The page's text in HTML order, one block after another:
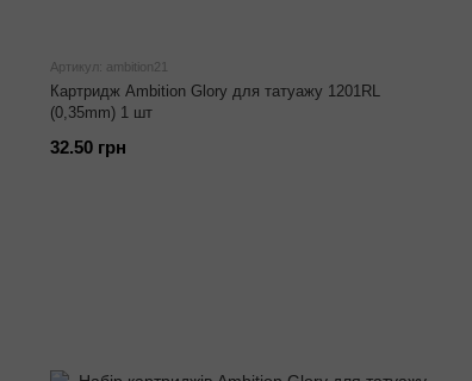
Артикул: ambition21
Картридж Ambition Glory для татуажу 1201RL
(0,35mm) 1 шт
32.50 грн